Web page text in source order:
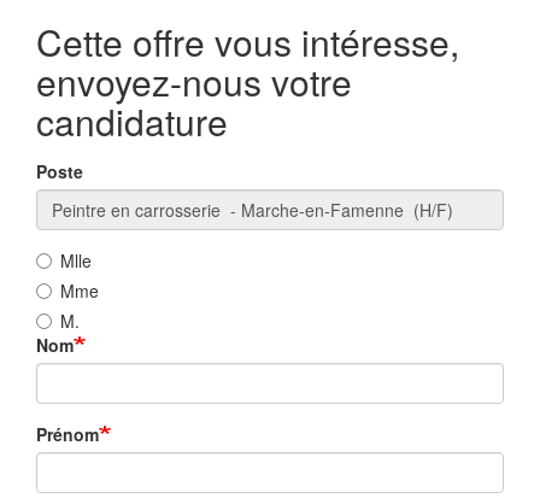
Cette offre vous intéresse,
envoyez-nous votre
candidature
Poste
Mlle
Mme
M.
Nom
Prénom